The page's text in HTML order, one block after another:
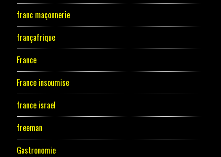
franc maçonnerie
françafrique
France
France insoumise
france israel
freeman
Gastronomie